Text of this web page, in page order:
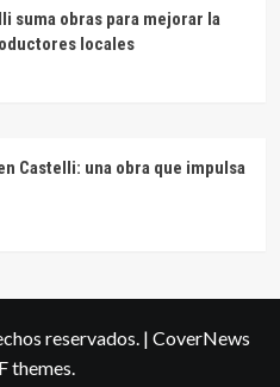
suma obras para mejorar la
locales
Castelli: una obra que impulsa
reservados. | CoverNews
themes.